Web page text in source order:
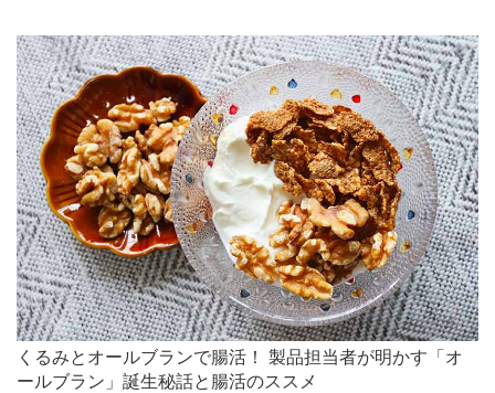
くるみとオールブランで腸活！ 製品担当者が明かす「オ
ールブラン」誕生秘話と腸活のススメ